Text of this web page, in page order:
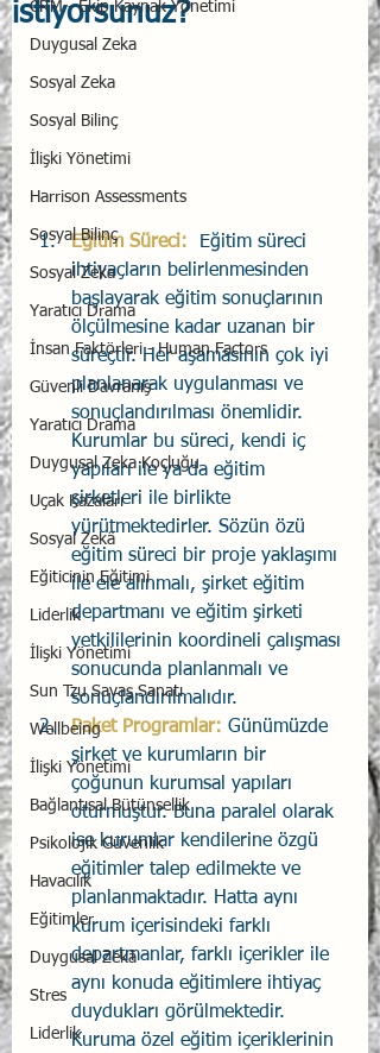
CRM - Ekip Kaynak Yönetimi
Duygusal Zeka
Sosyal Zeka
Sosyal Bilinç
İlişki Yönetimi
Harrison Assessments
Sosyal Bilinç
Sosyal Zeka
Yaratıcı Drama
İnsan Faktörleri - Human Factors
Güvenli Davranış
Yaratıcı Drama
Duygusal Zeka Koçluğu
Uçak Kazaları
Sosyal Zekâ
Eğiticinin Eğitimi
Liderlik
İlişki Yönetimi
Sun Tzu Savaş Sanatı
Wellbeing
İlişki Yönetimi
Bağlantısal Bütünsellik
Psikolojik Güvenlik
Havacılık
Eğitimler
Duygusal Zekâ
Stres
Liderlik
istiyorsunuz?
Eğitim Süreci:
Eğitim süreci
ihtiyaçların belirlenmesinden
başlayarak eğitim sonuçlarının
ölçülmesine kadar uzanan bir
süreçtir. Her aşamasının çok iyi
planlanarak uygulanması ve
sonuçlandırılması önemlidir.
Kurumlar bu süreci, kendi iç
yapıları ile ya da eğitim
şirketleri ile birlikte
yürütmektedirler. Sözün özü
eğitim süreci bir proje yaklaşımı
ile ele alınmalı, şirket eğitim
departmanı ve eğitim şirketi
yetkililerinin koordineli çalışması
sonucunda planlanmalı ve
sonuçlandırılmalıdır.
Paket Programlar: Günümüzde
şirket ve kurumların bir
çoğunun kurumsal yapıları
oturmuştur. Buna paralel olarak
ise kurumlar kendilerine özgü
eğitimler talep edilmekte ve
planlanmaktadır. Hatta aynı
kurum içerisindeki farklı
departmanlar, farklı içerikler ile
aynı konuda eğitimlere ihtiyaç
duydukları görülmektedir.
Kuruma özel eğitim içeriklerinin